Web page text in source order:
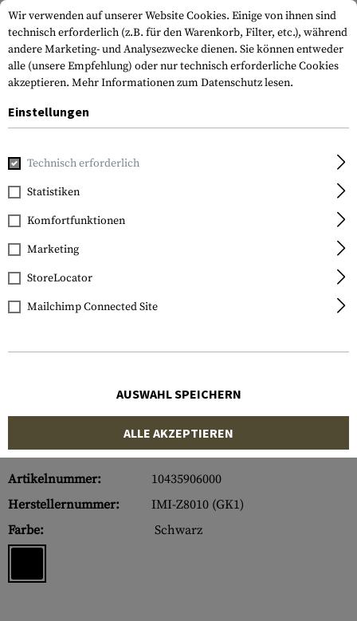
Home Tactical Gear Paddle
IMI Defense
Paddle Holster for
Glock 17
Artikelnummer:
10435906000
Herstellernummer:
IMI-Z8010 (GK1)
Farbe:
Schwarz
Wir verwenden auf unserer Website Cookies. Einige von ihnen sind
technisch erforderlich (z.B. für den Warenkorb, Filter, etc.), während
andere Marketing- und Analysezwecke dienen. Sie können entweder
alle (unsere Empfehlung) oder nur technisch erforderliche Cookies
akzeptieren. Mehr Informationen zum Datenschutz lesen.
Einstellungen
Technisch erforderlich
Statistiken
Komfortfunktionen
Marketing
StoreLocator
Mailchimp Connected Site
AUSWAHL SPEICHERN
ALLE AKZEPTIEREN